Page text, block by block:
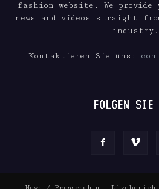
fashion website. We
news and videos straight
industry.
Kontaktieren Sie uns:
FOLGEN SIE